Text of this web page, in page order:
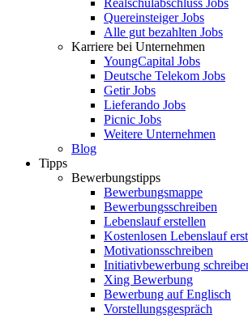
Realschulabschluss Jobs
Quereinsteiger Jobs
Alle gut bezahlten Jobs
Karriere bei Unternehmen
YoungCapital Jobs
Deutsche Telekom Jobs
Getir Jobs
Lieferando Jobs
Picnic Jobs
Weitere Unternehmen
Blog
Tipps
Bewerbungstipps
Bewerbungsmappe
Bewerbungsschreiben
Lebenslauf erstellen
Kostenlosen Lebenslauf
Motivationsschreiben
Initiativbewerbung
Xing Bewerbung
Bewerbung auf Englisch
Vorstellungsgespräch